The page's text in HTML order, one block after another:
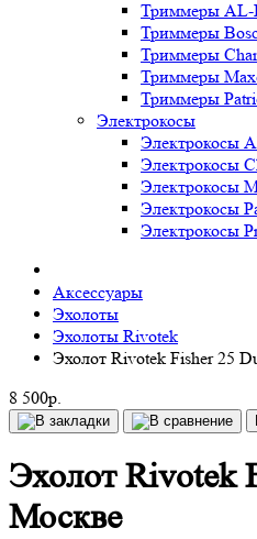
Триммеры AL-
Триммеры
Триммеры
Триммеры
Триммеры
Электрокосы
Электрокосы
Электрокосы
Электрокосы
Электрокосы
Электрокосы
Аксессуары
Эхолоты
Эхолоты Rivotek
Эхолот Rivotek Fisher 25
8 500р.
Эхолот Rivotek
Москве